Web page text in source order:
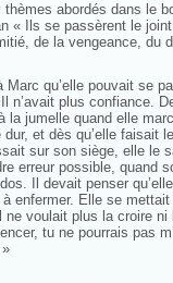
abordés dans le
« Ils se passèrent le
de la vengeance, du
qu’elle pouvait se
n’avait plus confiance.
la jumelle quand elle
et dès qu’elle faisait
sur son siège, elle le
erreur possible, quand
Il devait penser
à enfermer. Elle se
ne voulait plus la croire
tu ne pourrais pas